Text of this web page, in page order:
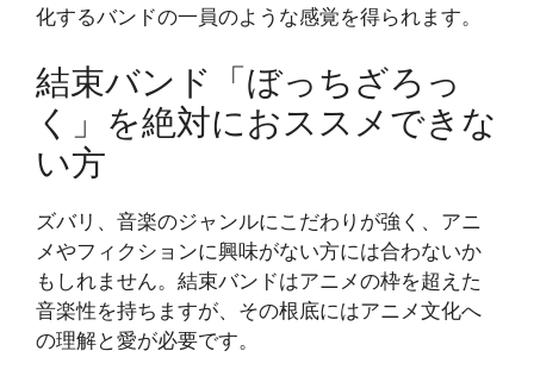
化するバンドの一員のような感覚を得られます。
結束バンド「ぼっちざろっ
く」を絶対におススメできな
い方
ズバリ、音楽のジャンルにこだわりが強く、アニ
メやフィクションに興味がない方には合わないか
もしれません。結束バンドはアニメの枠を超えた
音楽性を持ちますが、その根底にはアニメ文化へ
の理解と愛が必要です。